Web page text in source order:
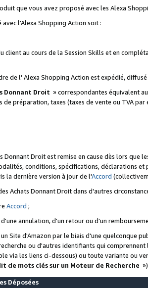
que vous avez proposé avec les Alexa
l'Alexa Shopping Action soit :
au cours de la Session Skills et en
de l' Alexa Shopping Action est expédié,
Donnant Droit » correspondantes équivalent
préparation, taxes (taxes de vente ou TVA
Droit est remise en cause dès lors que
conditions, spécifications, déclarations
la dernière version à jour de l'Accord
Achats Donnant Droit dans d'autres
Accord ;
annulation, d'un retour ou d'un
Site d'Amazon par le biais d'une quelconque
ou d'autres identifiants qui
via les liens ci-dessous) ou toute variante ou
de mots clés sur un Moteur de Recherche
Déposées